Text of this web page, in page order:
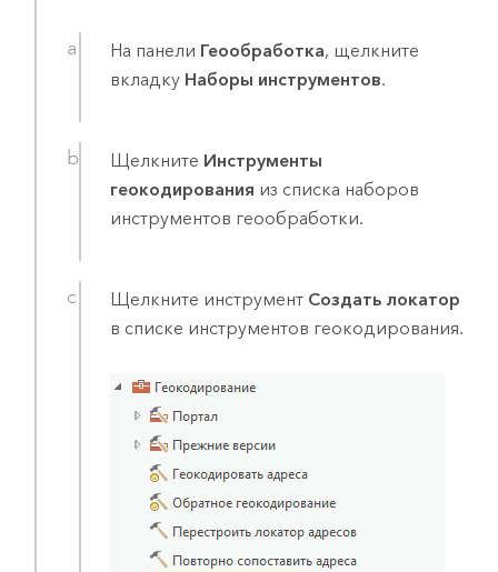
На панели Геообработка, щелкните
вкладку Наборы инструментов.
Щелкните Инструменты
геокодирования из списка наборов
инструментов геообработки.
Щелкните инструмент Создать локатор
в списке инструментов геокодирования.